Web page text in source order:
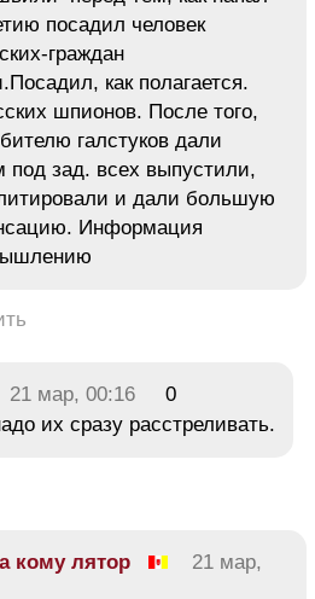
посадил человек
граждан
как полагается.
шпионов. После того,
галстуков дали
под зад. всех выпустили,
и дали большую
Информация
21 мар, 00:16
0
их сразу расстреливать.
кому лятор
21 мар,